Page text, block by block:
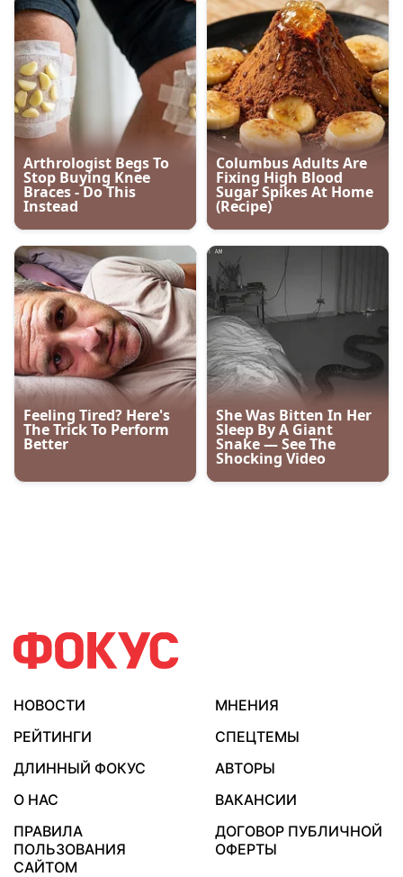
НОВОСТИ
МНЕНИЯ
РЕЙТИНГИ
СПЕЦТЕМЫ
ДЛИННЫЙ ФОКУС
АВТОРЫ
О НАС
ВАКАНСИИ
ПРАВИЛА
ПОЛЬЗОВАНИЯ
САЙТОМ
ДОГОВОР ПУБЛИЧНОЙ
ОФЕРТЫ